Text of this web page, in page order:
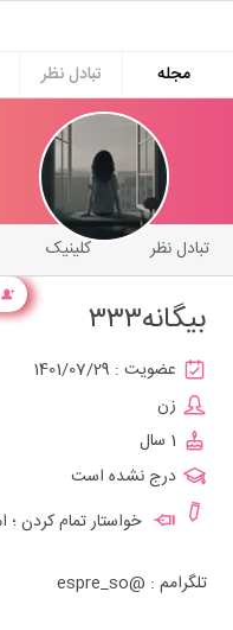
مجله
تبادل نظر
کلینیک تبادل نظر
بیگانه۳۳۳
عضویت : 1401/07/29
زن
1 سال
درج نشده است
خواستار تمام کردن ؛
تلگرامم : @espre_so